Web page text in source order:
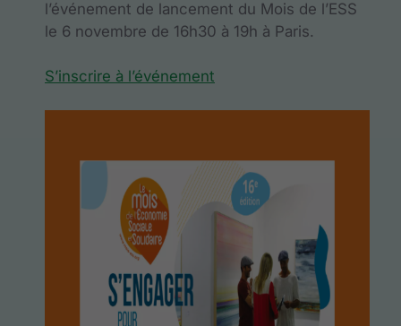
l’événement de lancement du Mois de l’ESS
le 6 novembre de 16h30 à 19h à Paris.
S’inscrire à l’événement